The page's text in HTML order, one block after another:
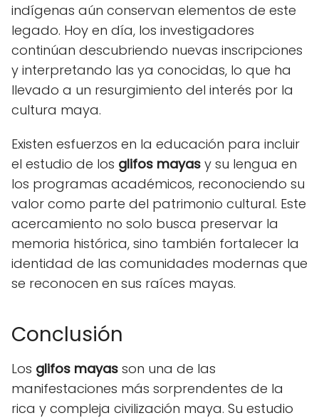
indígenas aún conservan elementos de este
legado. Hoy en día, los investigadores
continúan descubriendo nuevas inscripciones
y interpretando las ya conocidas, lo que ha
llevado a un resurgimiento del interés por la
cultura maya.
Existen esfuerzos en la educación para incluir
el estudio de los glifos mayas y su lengua en
los programas académicos, reconociendo su
valor como parte del patrimonio cultural. Este
acercamiento no solo busca preservar la
memoria histórica, sino también fortalecer la
identidad de las comunidades modernas que
se reconocen en sus raíces mayas.
Conclusión
Los glifos mayas son una de las
manifestaciones más sorprendentes de la
rica y compleja civilización maya. Su estudio